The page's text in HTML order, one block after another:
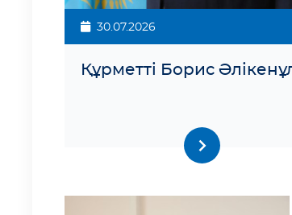
30.07.2026
Құрметті Борис